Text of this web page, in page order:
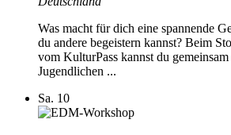
Was macht für dich eine spannende
du andere begeistern kannst? Beim
vom KulturPass kannst du
Jugendlichen ...
Sa. 10